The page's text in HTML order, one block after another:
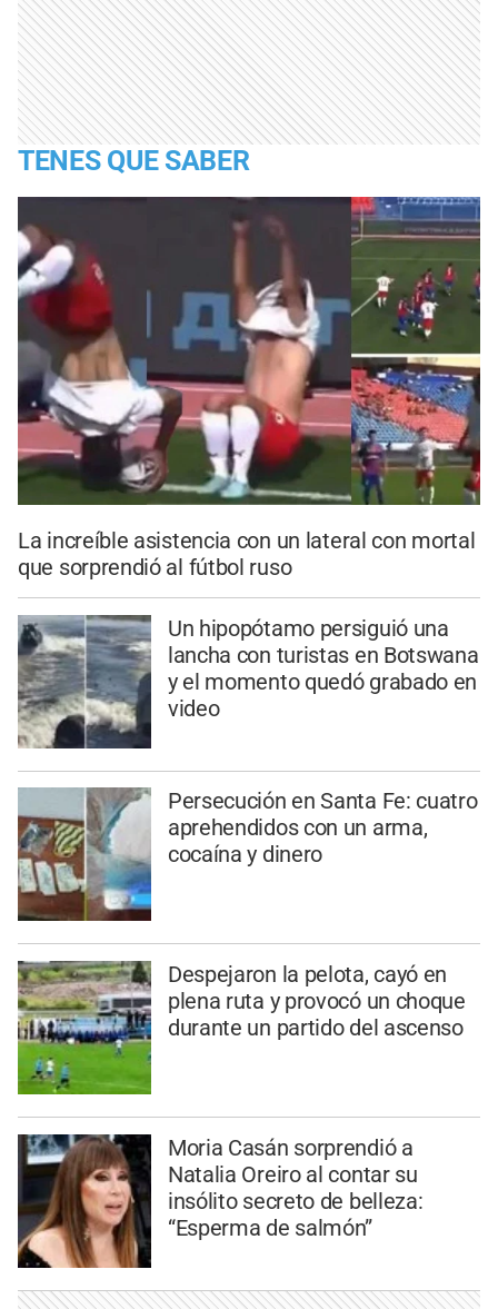
TENES QUE SABER
La increíble asistencia con un lateral con mortal
que sorprendió al fútbol ruso
Un hipopótamo persiguió una
lancha con turistas en Botswana
y el momento quedó grabado en
video
Persecución en Santa Fe: cuatro
aprehendidos con un arma,
cocaína y dinero
Despejaron la pelota, cayó en
plena ruta y provocó un choque
durante un partido del ascenso
Moria Casán sorprendió a
Natalia Oreiro al contar su
insólito secreto de belleza:
“Esperma de salmón”